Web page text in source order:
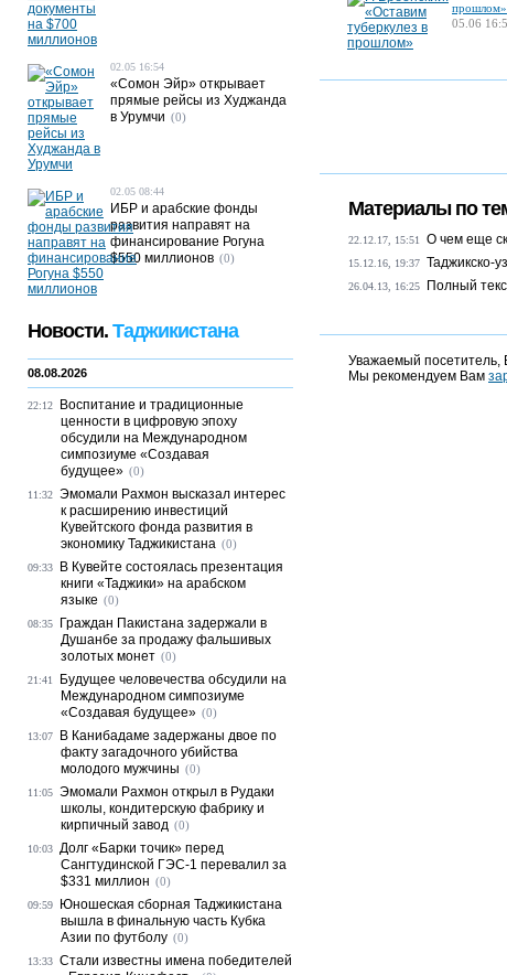
прошлом»
05.06
Материалы по
22.12.17, 15:51 О чем еще
15.12.16, 19:37 Таджикско-
26.04.13, 16:25 Полный
Уважаемый посетитель,
Мы рекомендуем Вам
02.05 16:54
«Сомон Эйр» открывает
прямые рейсы из Худжанда
в Урумчи (0)
02.05 08:44
ИБР и арабские фонды
развития направят на
финансирование Рогуна
$550 миллионов (0)
Новости. Таджикистана
08.08.2026
22:12
Воспитание и традиционные
ценности в цифровую эпоху
обсудили на Международном
симпозиуме «Создавая
будущее» (0)
11:32 Эмомали Рахмон высказал интерес
к расширению инвестиций
Кувейтского фонда развития в
экономику Таджикистана (0)
09:33
В Кувейте состоялась презентация
книги «Таджики» на арабском
языке (0)
08:35
Граждан Пакистана задержали в
Душанбе за продажу фальшивых
золотых монет (0)
21:41
Будущее человечества обсудили на
Международном симпозиуме
«Создавая будущее» (0)
13:07
В Канибадаме задержаны двое по
факту загадочного убийства
молодого мужчины (0)
11:05 Эмомали Рахмон открыл в Рудаки
школы, кондитерскую фабрику и
кирпичный завод (0)
10:03 Долг «Барки точик» перед
Сангтудинской ГЭС-1 перевалил за
$331 миллион (0)
09:59
Юношеская сборная Таджикистана
вышла в финальную часть Кубка
Азии по футболу (0)
13:33 Стали известны имена победителей